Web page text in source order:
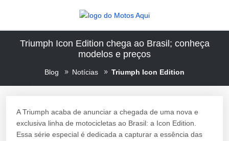
Triumph Icon Edition chega ao Brasil; conheça
modelos e preços
Blog Notícias Triumph Icon Edition
A Triumph acaba de anunciar a chegada de uma nova e
exclusiva linha de motocicletas ao Brasil: a Icon Edition.
Essa série especial é dedicada a capturar a essência das